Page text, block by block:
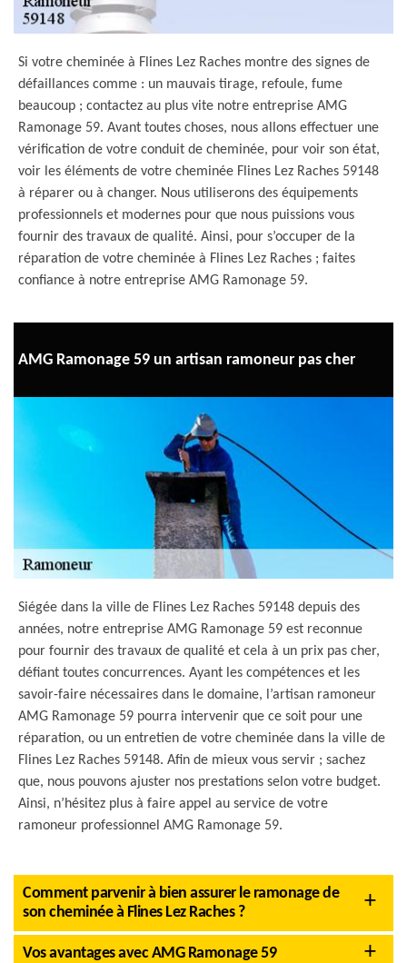
Si votre cheminée à Flines Lez Raches montre des signes de
défaillances comme : un mauvais tirage, refoule, fume
beaucoup ; contactez au plus vite notre entreprise AMG
Ramonage 59. Avant toutes choses, nous allons effectuer une
vérification de votre conduit de cheminée, pour voir son état,
voir les éléments de votre cheminée Flines Lez Raches 59148
à réparer ou à changer. Nous utiliserons des équipements
professionnels et modernes pour que nous puissions vous
fournir des travaux de qualité. Ainsi, pour s’occuper de la
réparation de votre cheminée à Flines Lez Raches ; faites
confiance à notre entreprise AMG Ramonage 59.
AMG Ramonage 59 un artisan ramoneur pas cher
Siégée dans la ville de Flines Lez Raches 59148 depuis des
années, notre entreprise AMG Ramonage 59 est reconnue
pour fournir des travaux de qualité et cela à un prix pas cher,
défiant toutes concurrences. Ayant les compétences et les
savoir-faire nécessaires dans le domaine, l’artisan ramoneur
AMG Ramonage 59 pourra intervenir que ce soit pour une
réparation, ou un entretien de votre cheminée dans la ville de
Flines Lez Raches 59148. Afin de mieux vous servir ; sachez
que, nous pouvons ajuster nos prestations selon votre budget.
Ainsi, n’hésitez plus à faire appel au service de votre
ramoneur professionnel AMG Ramonage 59.
Comment parvenir à bien assurer le ramonage de
son cheminée à Flines Lez Raches ?
Vos avantages avec AMG Ramonage 59